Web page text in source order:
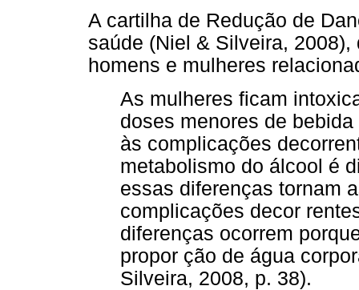
A cartilha de Redução de
saúde (Niel & Silveira,
homens e mulheres
As mulheres ficam
doses menores de
às complicações
metabolismo do álcool é
essas diferenças tornam
complicações decor
diferenças ocorrem
propor ção de água
Silveira, 2008, p. 38).